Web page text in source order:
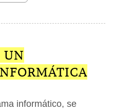
UN
informático, se